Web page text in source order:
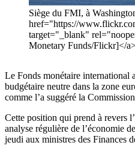
Siège du FMI, à
href="https://
target="_blank"
Monetary Funds/Flickr]</
Le Fonds monétaire international
budgétaire neutre dans la zone
comme l’a suggéré la
Cette position qui prend à revers
analyse régulière de l’économie
jeudi aux ministres des Finances